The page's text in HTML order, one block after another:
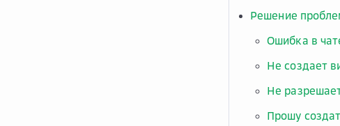
Решение
Ошибка в
Не создает
Не
Прошу